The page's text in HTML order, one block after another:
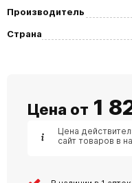
Производитель
Страна
Цена от 1
Цена
сайт товаров в